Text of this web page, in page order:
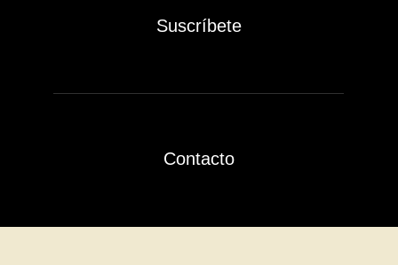
Suscríbete
Contacto